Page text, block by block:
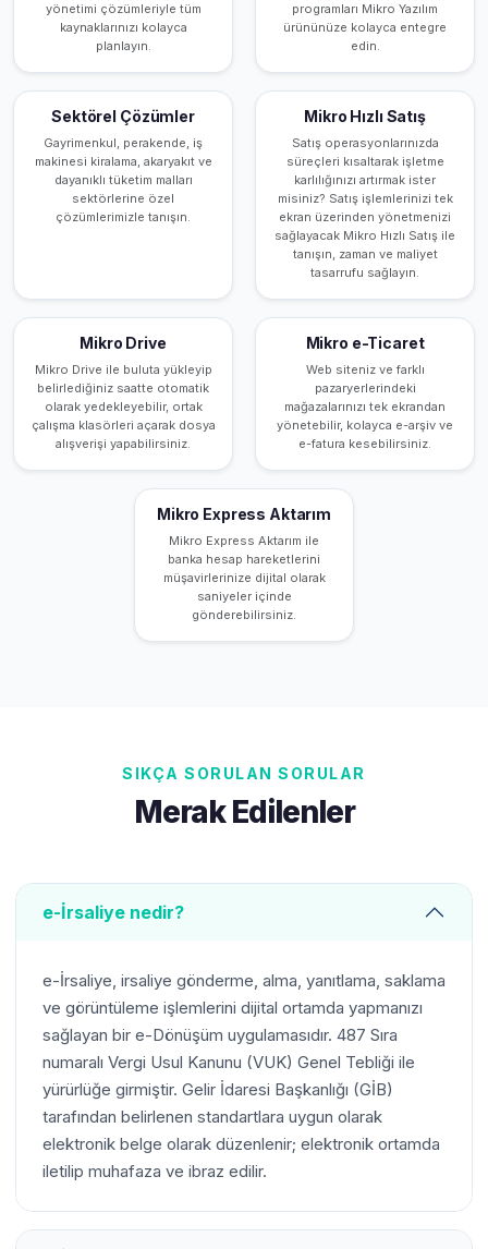
yönetimi çözümleriyle tüm
kaynaklarınızı kolayca
planlayın.
programları Mikro Yazılım
ürününüze kolayca entegre
edin.
Sektörel Çözümler
Gayrimenkul, perakende, iş
makinesi kiralama, akaryakıt ve
dayanıklı tüketim malları
sektörlerine özel
çözümlerimizle tanışın.
Mikro Hızlı Satış
Satış operasyonlarınızda
süreçleri kısaltarak işletme
karlılığınızı artırmak ister
misiniz? Satış işlemlerinizi tek
ekran üzerinden yönetmenizi
sağlayacak Mikro Hızlı Satış ile
tanışın, zaman ve maliyet
tasarrufu sağlayın.
Mikro Drive
Mikro Drive ile buluta yükleyip
belirlediğiniz saatte otomatik
olarak yedekleyebilir, ortak
çalışma klasörleri açarak dosya
alışverişi yapabilirsiniz.
Mikro e-Ticaret
Web siteniz ve farklı
pazaryerlerindeki
mağazalarınızı tek ekrandan
yönetebilir, kolayca e-arşiv ve
e-fatura kesebilirsiniz.
Mikro Express Aktarım
Mikro Express Aktarım ile
banka hesap hareketlerini
müşavirlerinize dijital olarak
saniyeler içinde
gönderebilirsiniz.
SIKÇA SORULAN SORULAR
Merak Edilenler
e-İrsaliye nedir?
e-İrsaliye, irsaliye gönderme, alma, yanıtlama, saklama
ve görüntüleme işlemlerini dijital ortamda yapmanızı
sağlayan bir e-Dönüşüm uygulamasıdır. 487 Sıra
numaralı Vergi Usul Kanunu (VUK) Genel Tebliği ile
yürürlüğe girmiştir. Gelir İdaresi Başkanlığı (GİB)
tarafından belirlenen standartlara uygun olarak
elektronik belge olarak düzenlenir; elektronik ortamda
iletilip muhafaza ve ibraz edilir.